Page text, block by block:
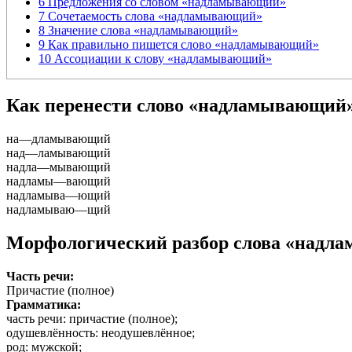
7 Сочетаемость слова «надламывающий»
8 Значение слова «надламывающий»
9 Как правильно пишется слово «надламывающий»
10 Ассоциации к слову «надламывающий»
Как перенести слово
на—дламывающий
над—ламывающий
надла—мывающий
надламы—вающий
надламыва—ющий
надламываю—щий
Морфологический разбор слова
Часть речи:
Причастие (полное)
Грамматика:
часть речи: причастие (полное);
одушевлённость: неодушевлённое;
род: мужской;